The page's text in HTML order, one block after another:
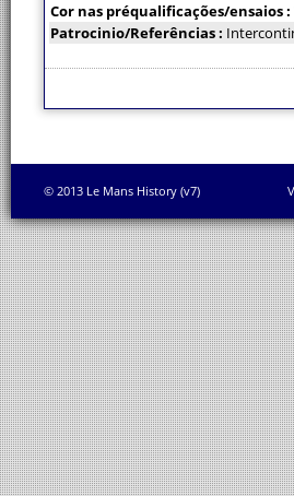
Cor nas préqualificações/ensaios :
Patrocinio/Referências :
© 2013 Le Mans History (v7)